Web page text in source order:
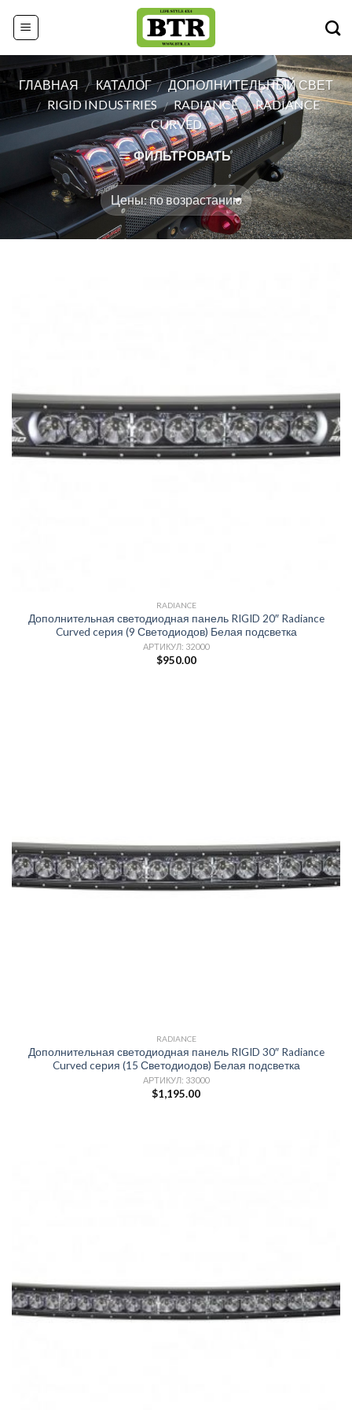
ГЛАВНАЯ / КАТАЛОГ / ДОПОЛНИТЕЛЬНЫЙ СВЕТ
/ RIGID INDUSTRIES / RADIANCE / RADIANCE
CURVED
ФИЛЬТРОВАТЬ
RADIANCE
Дополнительная светодиодная панель RIGID 20″ Radiance
Curved cерия (9 Светодиодов) Белая подсветка
АРТИКУЛ: 32000
$950.00
RADIANCE
Дополнительная светодиодная панель RIGID 30″ Radiance
Curved cерия (15 Светодиодов) Белая подсветка
АРТИКУЛ: 33000
$1,195.00